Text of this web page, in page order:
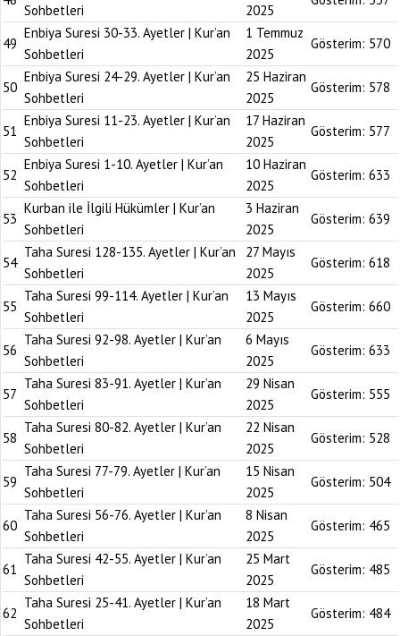
Sohbetleri 2025
49
Enbiya Suresi 30-33. Ayetler | Kur’an
Sohbetleri
1 Temmuz
2025
Gösterim: 570
50
Enbiya Suresi 24-29. Ayetler | Kur’an
Sohbetleri
25 Haziran
2025
Gösterim: 578
51
Enbiya Suresi 11-23. Ayetler | Kur’an
Sohbetleri
17 Haziran
2025
Gösterim: 577
52
Enbiya Suresi 1-10. Ayetler | Kur’an
Sohbetleri
10 Haziran
2025
Gösterim: 633
53
Kurban ile İlgili Hükümler | Kur’an
Sohbetleri
3 Haziran
2025
Gösterim: 639
54
Taha Suresi 128-135. Ayetler | Kur’an
Sohbetleri
27 Mayıs
2025
Gösterim: 618
55
Taha Suresi 99-114. Ayetler | Kur’an
Sohbetleri
13 Mayıs
2025
Gösterim: 660
56
Taha Suresi 92-98. Ayetler | Kur’an
Sohbetleri
6 Mayıs
2025
Gösterim: 633
57
Taha Suresi 83-91. Ayetler | Kur’an
Sohbetleri
29 Nisan
2025
Gösterim: 555
58
Taha Suresi 80-82. Ayetler | Kur’an
Sohbetleri
22 Nisan
2025
Gösterim: 528
59
Taha Suresi 77-79. Ayetler | Kur’an
Sohbetleri
15 Nisan
2025
Gösterim: 504
60
Taha Suresi 56-76. Ayetler | Kur’an
Sohbetleri
8 Nisan
2025
Gösterim: 465
61
Taha Suresi 42-55. Ayetler | Kur’an
Sohbetleri
25 Mart
2025
Gösterim: 485
62
Taha Suresi 25-41. Ayetler | Kur’an
Sohbetleri
18 Mart
2025
Gösterim: 484